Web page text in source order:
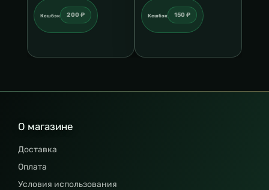
Кешбэк 200 ₽ Кешбэк 150 ₽
О магазине
Доставка
Оплата
Условия использования